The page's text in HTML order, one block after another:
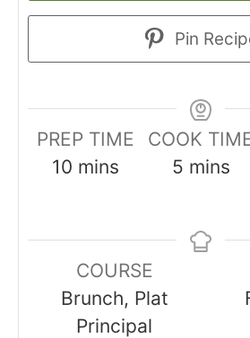
Pin
PREP TIME
10minutes
mins
COOK
5minutes
mins
COURSE
Brunch, Plat
Principal